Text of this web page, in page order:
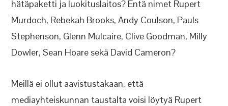
hätäpaketti ja luokituslaitos? Entä nimet Rupert
Murdoch, Rebekah Brooks, Andy Coulson, Pauls
Stephenson, Glenn Mulcaire, Clive Goodman, Milly
Dowler, Sean Hoare sekä David Cameron?
Meillä ei ollut aavistustakaan, että
mediayhteiskunnan taustalta voisi löytyä Rupert